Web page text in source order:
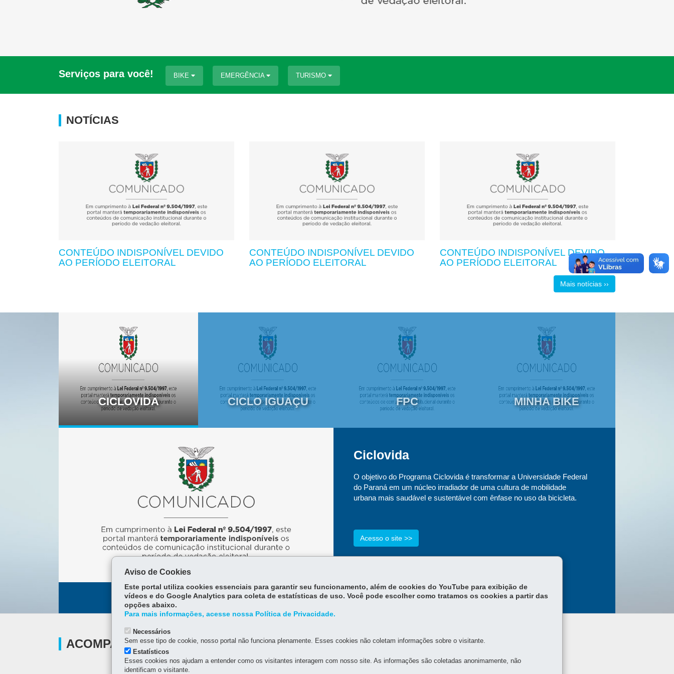
Serviços para você! BIKE EMERGÊNCIA TURISMO
NOTÍCIAS
CONTEÚDO INDISPONÍVEL DEVIDO
AO PERÍODO ELEITORAL
CONTEÚDO INDISPONÍVEL DEVIDO
AO PERÍODO ELEITORAL
CONTEÚDO INDISPONÍVEL DEVIDO
AO PERÍODO ELEITORAL
Mais notícias ››
CICLOVIDA CICLO IGUAÇU FPC MINHA BIKE
Ciclovida
O objetivo do Programa Ciclovida é transformar a Universidade Federal
do Paraná em um núcleo irradiador de uma cultura de mobilidade
urbana mais saudável e sustentável com ênfase no uso da bicicleta.
Acesso o site >>
ACOMPANHE
Aviso de Cookies
Este portal utiliza cookies essenciais para garantir seu funcionamento, além de cookies do YouTube para exibição de
vídeos e do Google Analytics para coleta de estatísticas de uso. Você pode escolher como tratamos os cookies a partir das
opções abaixo.
Para mais informações, acesse nossa Política de Privacidade.
Necessários
Sem esse tipo de cookie, nosso portal não funciona plenamente. Esses cookies não coletam informações sobre o visitante.
Estatísticos
Esses cookies nos ajudam a entender como os visitantes interagem com nosso site. As informações são coletadas anonimamente, não
identificam o visitante.